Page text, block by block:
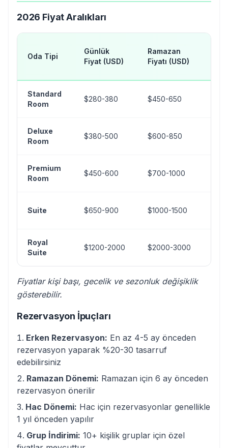
2026 Fiyat Aralıkları
Oda Tipi
Günlük
Fiyat (USD)
Ramazan
Fiyatı (USD)
Standard
Room
$280-380 $450-650
Deluxe
Room
$380-500 $600-850
Premium
Room
$450-600 $700-1000
Suite $650-900 $1000-1500
Royal
Suite
$1200-2000 $2000-3000
Fiyatlar kişi başı, gecelik ve sezonluk değişiklik
gösterebilir.
Rezervasyon İpuçları
Erken Rezervasyon: En az 4-5 ay önceden
rezervasyon yaparak %20-30 tasarruf
edebilirsiniz
Ramazan Dönemi: Ramazan için 6 ay önceden
rezervasyon önerilir
Hac Dönemi: Hac için rezervasyonlar genellikle
1 yıl önceden yapılır
Grup İndirimi: 10+ kişilik gruplar için özel